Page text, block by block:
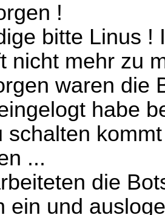
!
bitte Linus !
nicht mehr zu
waren die
habe
schalten
...
die
ein und